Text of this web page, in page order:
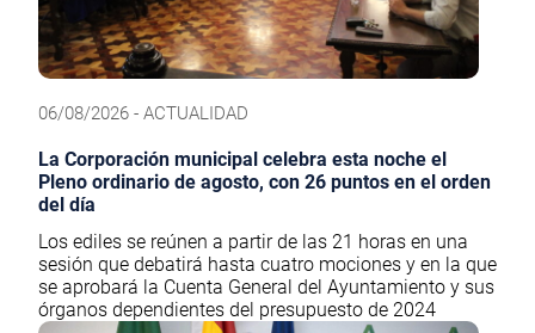
06/08/2026 - ACTUALIDAD
La Corporación municipal celebra esta noche el
Pleno ordinario de agosto, con 26 puntos en el orden
del día
Los ediles se reúnen a partir de las 21 horas en una
sesión que debatirá hasta cuatro mociones y en la que
se aprobará la Cuenta General del Ayuntamiento y sus
órganos dependientes del presupuesto de 2024